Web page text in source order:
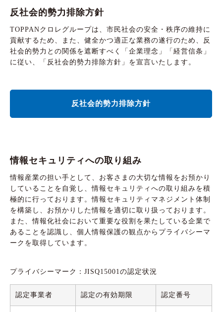
反社会的勢力排除方針
TOPPANクロレグループは、市民社会の安全・秩序の維持に
貢献するため、また、健全かつ適正な業務の遂行のため、反
社会的勢力との関係を遮断すべく「企業理念」「経営信条」
に従い、「反社会的勢力排除方針」を宣言いたします。
反社会的勢力排除方針
情報セキュリティへの取り組み
情報産業の担い手として、お客さまの大切な情報をお預かり
していることを自覚し、情報セキュリティへの取り組みを積
極的に行っております。情報セキュリティマネジメント体制
を構築し、お預かりした情報を適切に取り扱っております。
また、情報化社会において重要な役割を果たしている企業で
あることを認識し、個人情報保護の観点からプライバシーマ
ークを取得しています。
プライバシーマーク：JISQ15001の認定状況
認定事業者 認定の有効期限 認定番号